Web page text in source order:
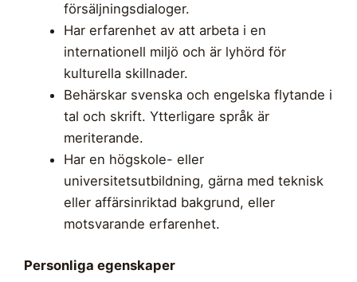
försäljningsdialoger.
Har erfarenhet av att arbeta i en
internationell miljö och är lyhörd för
kulturella skillnader.
Behärskar svenska och engelska flytande i
tal och skrift. Ytterligare språk är
meriterande.
Har en högskole- eller
universitetsutbildning, gärna med teknisk
eller affärsinriktad bakgrund, eller
motsvarande erfarenhet.
Personliga egenskaper